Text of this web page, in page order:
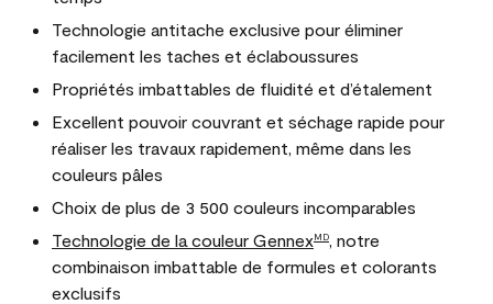
Technologie antitache exclusive pour éliminer
facilement les taches et éclaboussures
Propriétés imbattables de fluidité et d’étalement
Excellent pouvoir couvrant et séchage rapide pour
réaliser les travaux rapidement, même dans les
couleurs pâles
Choix de plus de 3 500 couleurs incomparables
Technologie de la couleur GennexMD
, notre
combinaison imbattable de formules et colorants
exclusifs